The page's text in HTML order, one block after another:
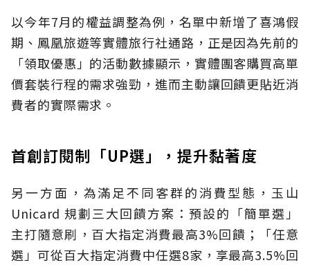
以今年7月的權益調整為例，名單中新增了喜鴻假
期、鳳凰旅遊等實體旅行社通路，正是因為先前的
「領取優惠」的活動數據顯示，實體團客購買高單
價套裝行程的需求強勁，進而主動讓回饋更貼近消
費者的實際需求。
首創訂閱制「UP選」，提升黏著度
另一方面，為滿足不同客群的消費型態，玉山
Unicard 規劃三大回饋方案：預設的「簡單選」
主打隨意刷，百大指定消費最高3%回饋；「任意
選」可從百大指定消費中任選8家，享最高3.5%回